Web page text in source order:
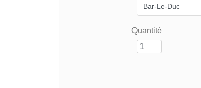
Quantité